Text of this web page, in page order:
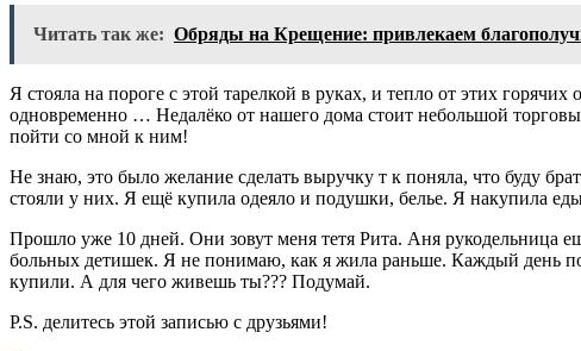
Читать так же: Обряды на Крещение: привлекаем
Я стояла на пороге с этой тарелкой в руках, и тепло от этих
одновременно … Недалёко от нашего дома стоит небольшой
пойти со мной к ним!
Не знаю, это было желание сделать выручку т к поняла, что буду
стояли у них. Я ещё купила одеяло и подушки, белье. Я накупила
Прошло уже 10 дней. Они зовут меня тетя Рита. Аня рукодельница
больных детишек. Я не понимаю, как я жила раньше. Каждый день
купили. А для чего живешь ты??? Подумай.
P.S. делитесь этой записью с друзьями!